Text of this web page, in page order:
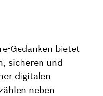
Gedanken bietet
sicheren und
digitalen
neben